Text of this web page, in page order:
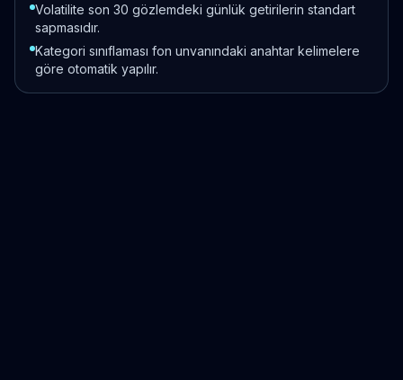
Volatilite son 30 gözlemdeki günlük getirilerin standart
sapmasıdır.
Kategori sınıflaması fon unvanındaki anahtar kelimelere
göre otomatik yapılır.